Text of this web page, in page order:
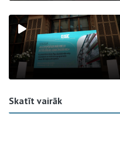
Skatīt vairāk